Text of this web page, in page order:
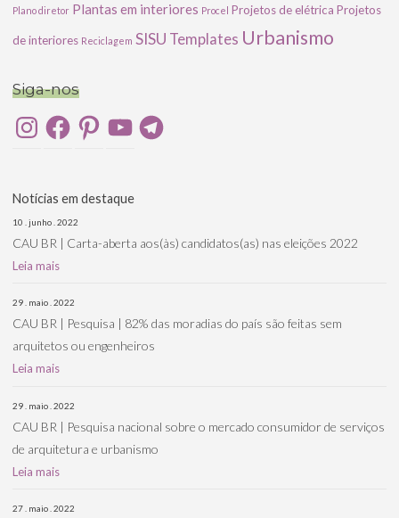
Plano diretor Plantas em interiores Procel Projetos de elétrica Projetos
de interiores Reciclagem SISU Templates Urbanismo
Siga-nos
InstagramFacebookPinterestYouTubeTelegram
Notícias em destaque
10 . junho . 2022
CAU BR | Carta-aberta aos(às) candidatos(as) nas eleições 2022
Leia mais
29 . maio . 2022
CAU BR | Pesquisa | 82% das moradias do país são feitas sem
arquitetos ou engenheiros
Leia mais
29 . maio . 2022
CAU BR | Pesquisa nacional sobre o mercado consumidor de serviços
de arquitetura e urbanismo
Leia mais
27 . maio . 2022